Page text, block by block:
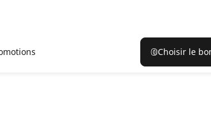
Choisir le